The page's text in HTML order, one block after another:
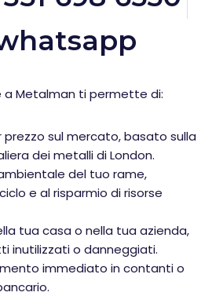
a Metalman ti permette di:
sul mercato, basato sulla
dei metalli di London.
del tuo rame,
e al risparmio di risorse
tua casa o nella tua azienda,
inutilizzati o danneggiati.
immediato in contanti o